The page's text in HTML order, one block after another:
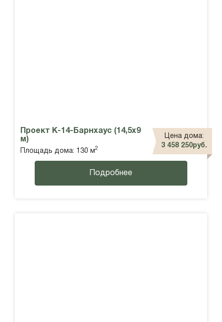
Проект К-14-Барнхаус (14,5х9
м)
Площадь дома: 130 м2
Цена дома:
3 458 250руб.
Подробнее